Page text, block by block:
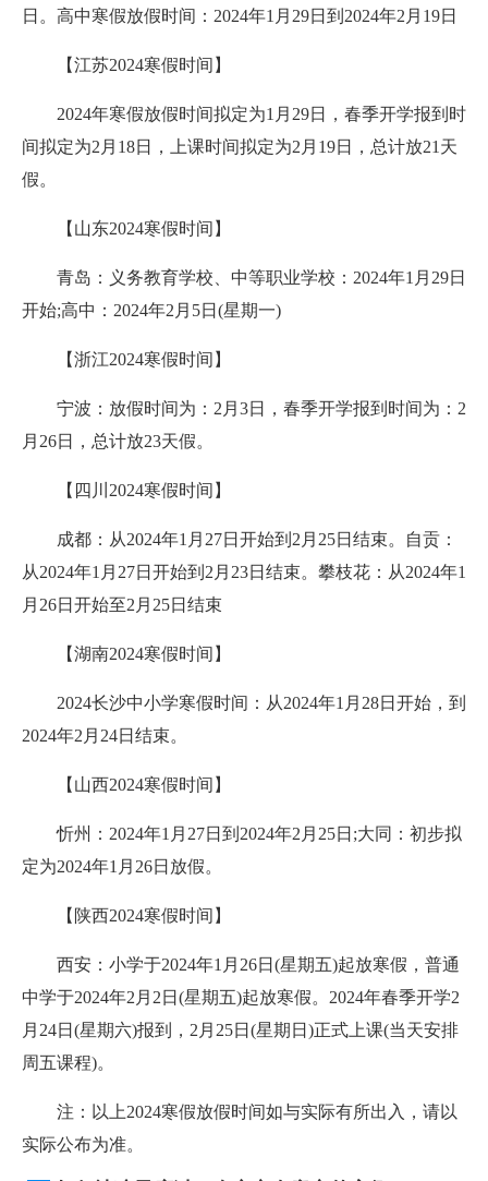
日。高中寒假放假时间：2024年1月29日到2024年2月19日
【江苏2024寒假时间】
2024年寒假放假时间拟定为1月29日，春季开学报到时
间拟定为2月18日，上课时间拟定为2月19日，总计放21天
假。
【山东2024寒假时间】
青岛：义务教育学校、中等职业学校：2024年1月29日
开始;高中：2024年2月5日(星期一)
【浙江2024寒假时间】
宁波：放假时间为：2月3日，春季开学报到时间为：2
月26日，总计放23天假。
【四川2024寒假时间】
成都：从2024年1月27日开始到2月25日结束。自贡：
从2024年1月27日开始到2月23日结束。攀枝花：从2024年1
月26日开始至2月25日结束
【湖南2024寒假时间】
2024长沙中小学寒假时间：从2024年1月28日开始，到
2024年2月24日结束。
【山西2024寒假时间】
忻州：2024年1月27日到2024年2月25日;大同：初步拟
定为2024年1月26日放假。
【陕西2024寒假时间】
西安：小学于2024年1月26日(星期五)起放寒假，普通
中学于2024年2月2日(星期五)起放寒假。2024年春季开学2
月24日(星期六)报到，2月25日(星期日)正式上课(当天安排
周五课程)。
注：以上2024寒假放假时间如与实际有所出入，请以
实际公布为准。